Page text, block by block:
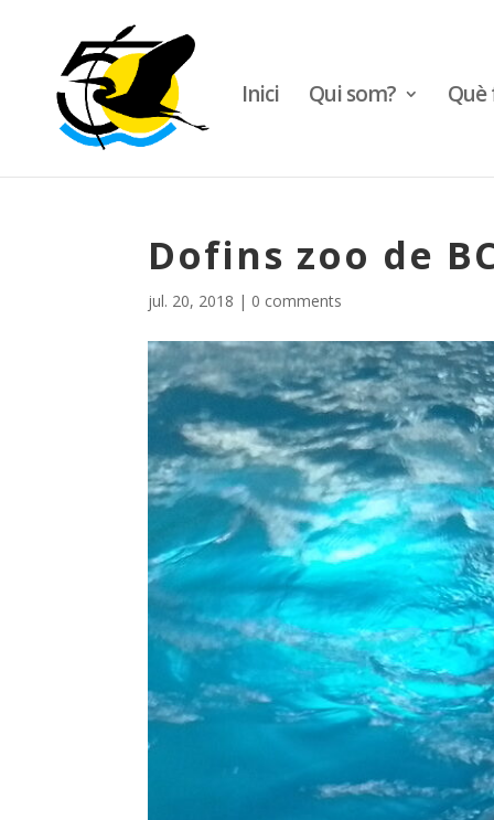
Inici Qui som? Què
Dofins zoo de
jul. 20, 2018 | 0 comments